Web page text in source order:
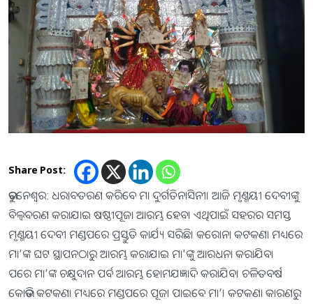
Share Post:
ଭୁବନେଶ୍ବର: ଧରାବତରଣ କରିବେ ମା ଦୁର୍ଗତିନାସିନୀ। ଆଜି ମୃଣ୍ମୟୀ ଦେବୀଙ୍କୁ
ବିଲ୍ବବରଣ କରାଯାଇ ଷଷ୍ଠୀପୂଜା ଆରମ୍ଭ ହେବ। ଏଥିପାଇଁ ସହରର ସମସ୍ତ
ମୃଣ୍ମୟୀ ଦେବୀ ମଣ୍ଡପରେ ପ୍ରସ୍ତୁତି କାର୍ଯ୍ୟ ସରିଛି। କରୋନା କଟକଣା ମଧ୍ୟରେ
ମା’ଙ୍କ ଘଟ ସ୍ଥାପନଠାରୁ ଆରମ୍ଭ କରାଯାଇ ମା’ଙ୍କୁ ଆରଧନା କରାଯିବ।
ପରେ ମା’ଙ୍କ ଚକ୍ଷୁଦାନ ପର୍ବ ଆରମ୍ଭ ହୋମଯଜ୍ଞାଦି କରାଯିବ। ଚଳିତବର୍ଷ
କୋଭିଡ କଟକଣା ମଧ୍ୟରେ ମଣ୍ଡପରେ ପୂଜା ପାଇବେ ମା’। କଟକଣା କାରଣରୁ